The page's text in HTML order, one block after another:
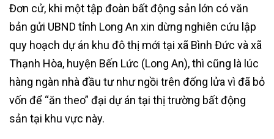
Đơn cử, khi một tập đoàn bất động sản lớn có văn
bản gửi UBND tỉnh Long An xin dừng nghiên cứu lập
quy hoạch dự án khu đô thị mới tại xã Bình Đức và xã
Thạnh Hòa, huyện Bến Lức (Long An), thì cũng là lúc
hàng ngàn nhà đầu tư như ngồi trên đống lửa vì đã bỏ
vốn để “ăn theo” đại dự án tại thị trường bất động
sản tại khu vực này.